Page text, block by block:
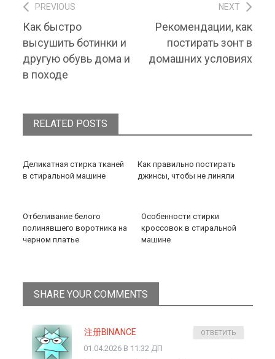
Навигация по записям
PREVIOUS
Previous post:
Как быстро
высушить ботинки и
другую обувь дома и
в походе
NEXT
Next post:
Рекомендации, как
постирать зонт в
домашних условиях
RELATED POSTS
Деликатная стирка тканей
в стиральной машине
Как правильно постирать
джинсы, чтобы не линяли
Отбеливание белого
полинявшего воротника на
черном платье
Особенности стирки
кроссовок в стиральной
машине
SHARE YOUR COMMENTS
注册BINANCE
01.04.2026 В 11:32 ДП
ОТВЕТИТЬ